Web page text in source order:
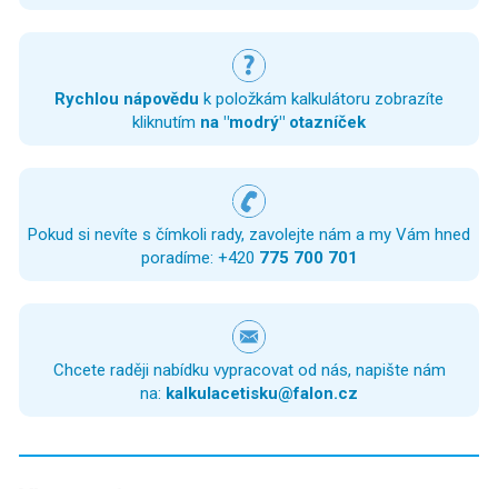
Rychlou nápovědu k položkám kalkulátoru zobrazíte
kliknutím na "modrý" otazníček
Pokud si nevíte s čímkoli rady, zavolejte nám a my Vám hned
poradíme: +420 775 700 701
Chcete raději nabídku vypracovat od nás, napište nám
na: kalkulacetisku@falon.cz